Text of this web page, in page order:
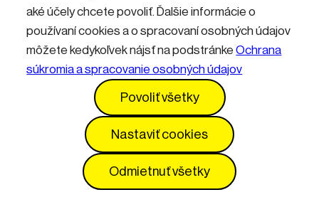
aké účely chcete povoliť. Ďalšie informácie o
používaní cookies a o spracovaní osobných údajov
môžete kedykoľvek nájsť na podstránkeOchrana
súkromia a spracovanie osobných údajov
Povoliť všetky
Nastaviť cookies
Odmietnuť všetky
Kontakty Informácie pre návštevníkov
Prevádzkový poriadok
Vyhlásenie o prístupnosti Služby
Nastavenia cookies